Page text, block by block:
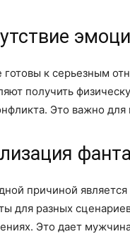
готовы к серьезным
получить
Это важно
причиной
для разных
Это дает